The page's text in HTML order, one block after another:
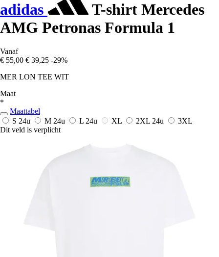
adidas
T-shirt Mercedes
AMG Petronas Formula 1
Vanaf
€ 55,00 € 39,25 -29%
MER LON TEE WIT
Maat
*
Maattabel
S 24u M 24u L 24u XL 2XL 24u
3XL
Dit veld is verplicht